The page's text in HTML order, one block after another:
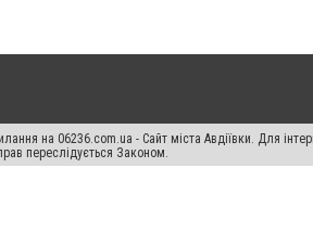
на 06236.com.ua - Сайт міста Авдіївки. Для
переслідується Законом.